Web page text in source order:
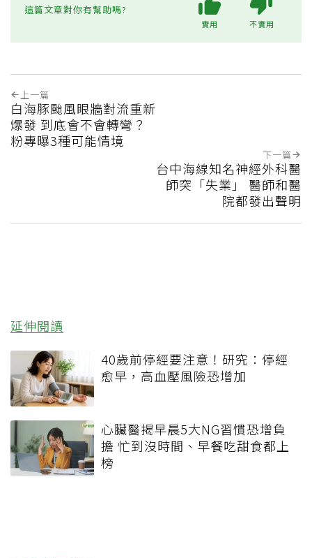
這篇文章對你有幫助嗎?
實用 不實用
上一篇
白海豚颱風眼牆對流重新
爆發 到底會不會轉彎？
粉專曝3種可能情境
下一篇
台中海線知名神經外科醫
師突「失業」 醫師和醫
院都發出聲明
延伸閱讀
40歲前停經要注意！研究：停經
愈早，高血壓風險恐增加
心臟醫揭早晨5大NG習慣恐增負
擔 忙到沒時間、早餐吃甜食都上
榜